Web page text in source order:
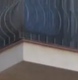
ni un piso